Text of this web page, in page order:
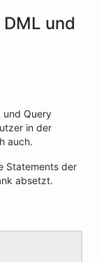
und
und Query
in der
auch.
Statements der
absetzt.